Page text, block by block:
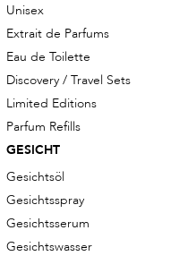
Unisex
Extrait de Parfums
Eau de Toilette
Discovery / Travel Sets
Limited Editions
Parfum Refills
GESICHT
Gesichtsöl
Gesichtsspray
Gesichtsserum
Gesichtswasser